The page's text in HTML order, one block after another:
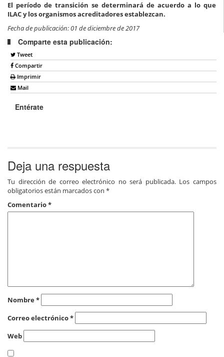
El período de transición se determinará de acuerdo a lo que
ILAC y los organismos acreditadores establezcan.
Fecha de publicación: 01 de diciembre de 2017
Comparte esta publicación:
Tweet
Compartir
Imprimir
Mail
Entérate
Deja una respuesta
Tu dirección de correo electrónico no será publicada. Los campos
obligatorios están marcados con *
Comentario*
Nombre*
Correo electrónico*
Web